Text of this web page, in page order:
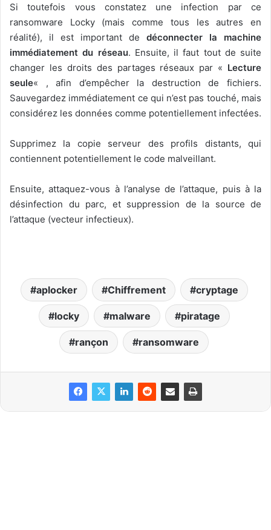
Si toutefois vous constatez une infection par ce
ransomware Locky (mais comme tous les autres en
réalité), il est important de déconnecter la machine
immédiatement du réseau. Ensuite, il faut tout de suite
changer les droits des partages réseaux par « Lecture
seule« , afin d’empêcher la destruction de fichiers.
Sauvegardez immédiatement ce qui n’est pas touché, mais
considérez les données comme potentiellement infectées.
Supprimez la copie serveur des profils distants, qui
contiennent potentiellement le code malveillant.
Ensuite, attaquez-vous à l’analyse de l’attaque, puis à la
désinfection du parc, et suppression de la source de
l’attaque (vecteur infectieux).
aplocker Chiffrement cryptage
locky malware piratage
rançon ransomware